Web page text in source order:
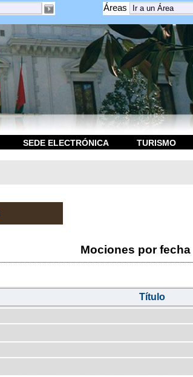
Áreas
SEDE ELECTRÓNICA TURISMO
Mociones por fecha
Título